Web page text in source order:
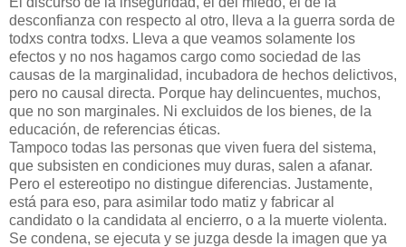
desconfianza con respecto al otro, lleva a la guerra sorda de
todxs contra todxs. Lleva a que veamos solamente los
efectos y no nos hagamos cargo como sociedad de las
causas de la marginalidad, incubadora de hechos delictivos,
pero no causal directa. Porque hay delincuentes, muchos,
que no son marginales. Ni excluidos de los bienes, de la
educación, de referencias éticas.
Tampoco todas las personas que viven fuera del sistema,
que subsisten en condiciones muy duras, salen a afanar.
Pero el estereotipo no distingue diferencias. Justamente,
está para eso, para asimilar todo matiz y fabricar al
candidato o la candidata al encierro, o a la muerte violenta.
Se condena, se ejecuta y se juzga desde la imagen que ya